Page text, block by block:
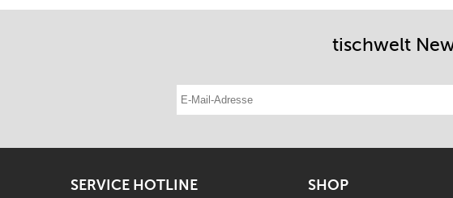
tischwelt
E-Mail-Adresse eintragen
SERVICE HOTLINE SHOP